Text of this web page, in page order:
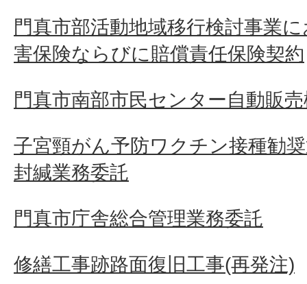
門真市部活動地域移行検討事業
害保険ならびに賠償責任保険契約
門真市南部市民センター自動販
子宮頸がん予防ワクチン接種勧
封緘業務委託
門真市庁舎総合管理業務委託
修繕工事跡路面復旧工事(再発注)